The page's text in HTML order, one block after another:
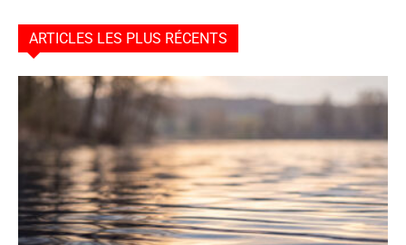
ARTICLES LES PLUS RÉCENTS